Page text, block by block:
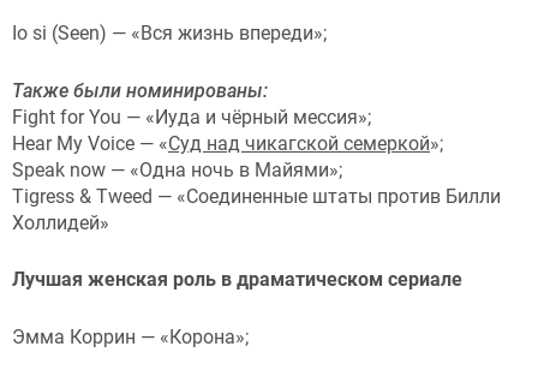
Io si (Seen) — «Вся жизнь впереди»;
Также были номинированы:
Fight for You — «Иуда и чёрный мессия»;
Hear My Voice — «Суд над чикагской семеркой»;
Speak now — «Одна ночь в Майями»;
Tigress & Tweed — «Соединенные штаты против Билли
Холлидей»
Лучшая женская роль в драматическом сериале
Эмма Коррин — «Корона»;